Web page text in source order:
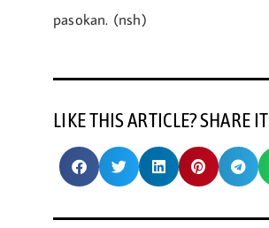
pasokan. (nsh)
LIKE THIS ARTICLE? SHARE IT